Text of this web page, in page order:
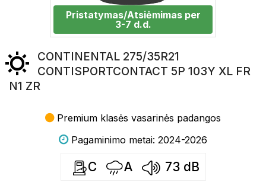
Pristatymas/Atsiėmimas per
3-7 d.d.
CONTINENTAL 275/35R21
CONTISPORTCONTACT 5P 103Y XL FR
N1 ZR
Premium klasės vasarinės padangos
Pagaminimo metai: 2024-2026
C A 73 dB